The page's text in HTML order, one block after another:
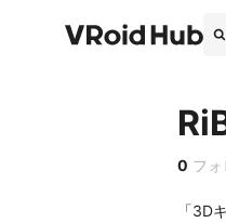
0 フ
「3D